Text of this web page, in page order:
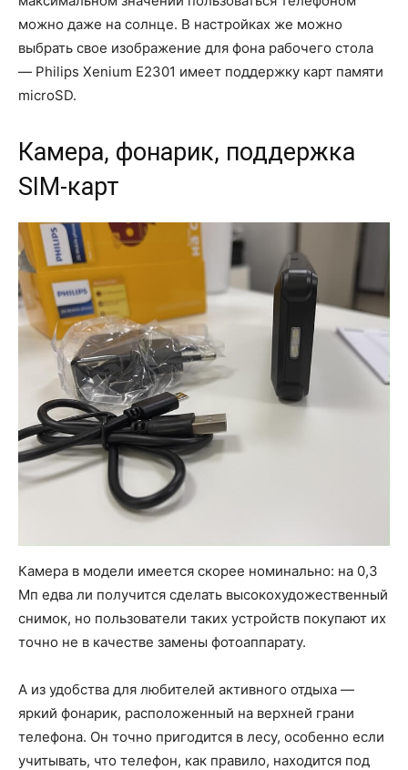
можно даже на солнце. В настройках же можно
выбрать свое изображение для фона рабочего стола
— Philips Xenium E2301 имеет поддержку карт памяти
microSD.
Камера, фонарик, поддержка
SIM-карт
Камера в модели имеется скорее номинально: на 0,3
Мп едва ли получится сделать высокохудожественный
снимок, но пользователи таких устройств покупают их
точно не в качестве замены фотоаппарату.
А из удобства для любителей активного отдыха —
яркий фонарик, расположенный на верхней грани
телефона. Он точно пригодится в лесу, особенно если
учитывать, что телефон, как правило, находится под